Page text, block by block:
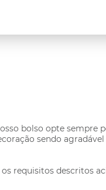
bolso opte sempre
sendo
requisitos descritos